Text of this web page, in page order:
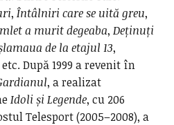
, Întâlniri care se uită greu,
a murit degeaba, Deținuți
de la etajul 13,
După 1999 a revenit în
, a realizat
Idoli și Legende, cu 206
Telesport (2005–2008), a